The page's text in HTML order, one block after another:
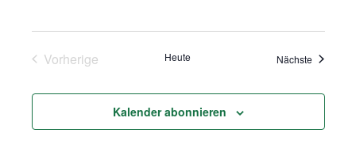
Vorherige
Heute Nächste
Kalender abonnieren